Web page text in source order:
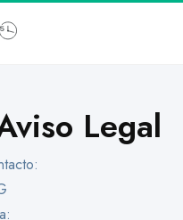
Legal